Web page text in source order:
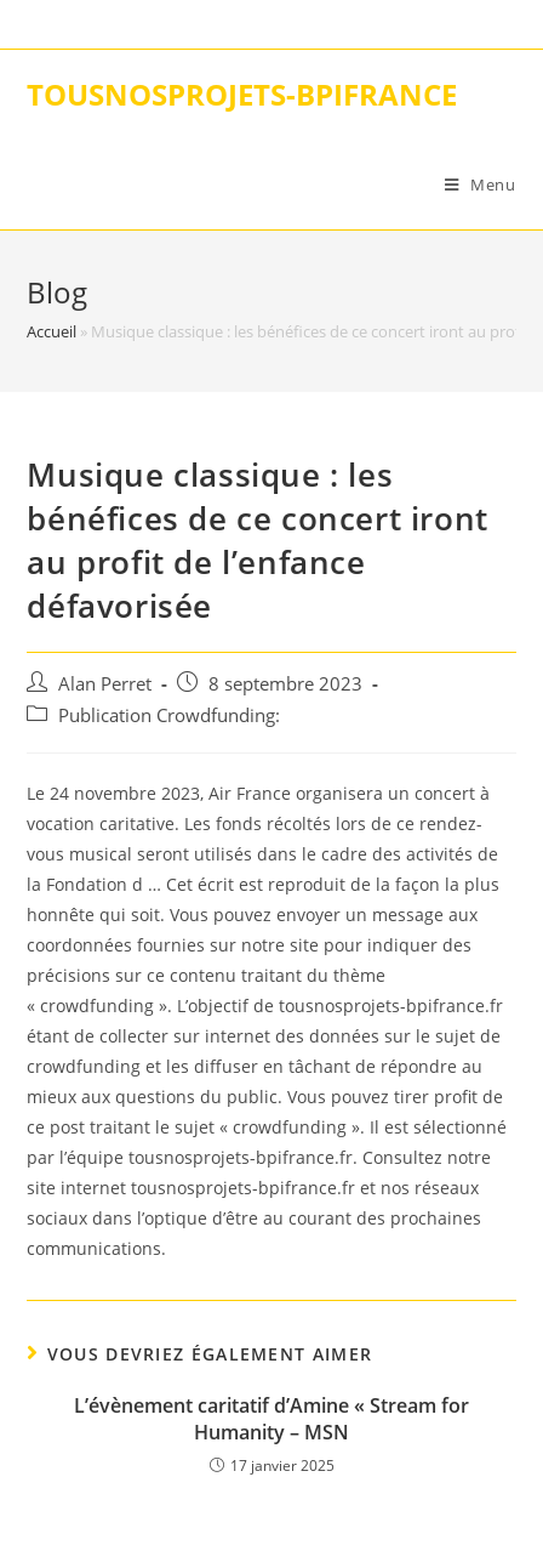
to
TOUSNOSPROJETS-BPIFRANCE
Menu
Blog
Accueil » Musique classique : les bénéfices de ce concert iront au profit
Musique classique : les
bénéfices de ce concert iront
au profit de l’enfance
défavorisée
Auteur/autrice
de
Alan Perret
Post
published:
8 septembre 2023
PostPublication Crowdfunding:
Le 24 novembre 2023, Air France organisera un concert à
vocation caritative. Les fonds récoltés lors de ce rendez-
vous musical seront utilisés dans le cadre des activités de
la Fondation d … Cet écrit est reproduit de la façon la plus
honnête qui soit. Vous pouvez envoyer un message aux
coordonnées fournies sur notre site pour indiquer des
précisions sur ce contenu traitant du thème
« crowdfunding ». L’objectif de tousnosprojets-bpifrance.fr
étant de collecter sur internet des données sur le sujet de
crowdfunding et les diffuser en tâchant de répondre au
mieux aux questions du public. Vous pouvez tirer profit de
ce post traitant le sujet « crowdfunding ». Il est sélectionné
par l’équipe tousnosprojets-bpifrance.fr. Consultez notre
site internet tousnosprojets-bpifrance.fr et nos réseaux
sociaux dans l’optique d’être au courant des prochaines
communications.
VOUS DEVRIEZ ÉGALEMENT AIMER
L’évènement caritatif d’Amine « Stream for
Humanity – MSN
17 janvier 2025